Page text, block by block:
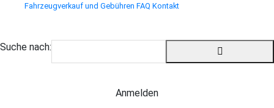
Fahrzeugverkauf und Gebühren FAQ Kontakt
Suche nach:
Anmelden